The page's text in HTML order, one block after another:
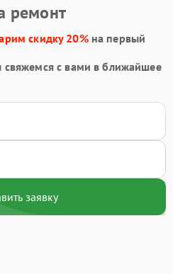
ремонт
скидку 20%на первый
с вами в ближайшее
заявку